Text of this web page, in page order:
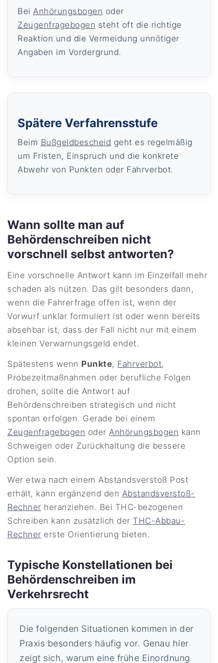
BeiAnhörungsbogen oder
Zeugenfragebogen steht oft die richtige
Reaktion und die Vermeidung unnötiger
Angaben im Vordergrund.
Spätere Verfahrensstufe
Beim Bußgeldbescheid geht es regelmäßig
um Fristen, Einspruch und die konkrete
Abwehr von Punkten oder Fahrverbot.
Wann sollte man auf
Behördenschreiben nicht
vorschnell selbst antworten?
Eine vorschnelle Antwort kann im Einzelfall mehr
schaden als nützen. Das gilt besonders dann,
wenn die Fahrerfrage offen ist, wenn der
Vorwurf unklar formuliert ist oder wenn bereits
absehbar ist, dass der Fall nicht nur mit einem
kleinen Verwarnungsgeld endet.
Spätestens wenn Punkte, Fahrverbot,
Probezeitmaßnahmen oder berufliche Folgen
drohen, sollte die Antwort auf
Behördenschreiben strategisch und nicht
spontan erfolgen. Gerade bei einem
Zeugenfragebogen oderAnhörungsbogen kann
Schweigen oder Zurückhaltung die bessere
Option sein.
Wer etwa nach einem Abstandsverstoß Post
erhält, kann ergänzend den Abstandsverstoß-
Rechner heranziehen. Bei THC-bezogenen
Schreiben kann zusätzlich der THC-Abbau-
Rechner erste Orientierung bieten.
Typische Konstellationen bei
Behördenschreiben im
Verkehrsrecht
Die folgenden Situationen kommen in der
Praxis besonders häufig vor. Genau hier
zeigt sich, warum eine frühe Einordnung